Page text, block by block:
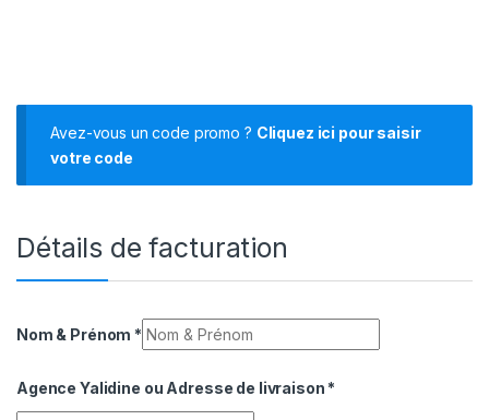
Avez-vous un code promo ? Cliquez ici pour saisir
votre code
Détails de facturation
Nom & Prénom *
Agence Yalidine ou Adresse de livraison *